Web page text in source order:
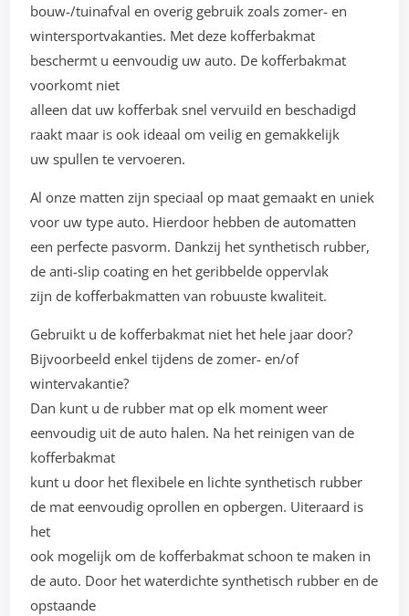
bouw-/tuinafval en overig gebruik zoals zomer- en
wintersportvakanties. Met deze kofferbakmat
beschermt u eenvoudig uw auto. De kofferbakmat
voorkomt niet
alleen dat uw kofferbak snel vervuild en beschadigd
raakt maar is ook ideaal om veilig en gemakkelijk
uw spullen te vervoeren.
Al onze matten zijn speciaal op maat gemaakt en uniek
voor uw type auto. Hierdoor hebben de automatten
een perfecte pasvorm. Dankzij het synthetisch rubber,
de anti-slip coating en het geribbelde oppervlak
zijn de kofferbakmatten van robuuste kwaliteit.
Gebruikt u de kofferbakmat niet het hele jaar door?
Bijvoorbeeld enkel tijdens de zomer- en/of
wintervakantie?
Dan kunt u de rubber mat op elk moment weer
eenvoudig uit de auto halen. Na het reinigen van de
kofferbakmat
kunt u door het flexibele en lichte synthetisch rubber
de mat eenvoudig oprollen en opbergen. Uiteraard is
het
ook mogelijk om de kofferbakmat schoon te maken in
de auto. Door het waterdichte synthetisch rubber en de
opstaande